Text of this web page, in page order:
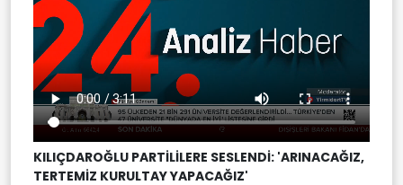
KILIÇDAROĞLU PARTİLİLERE SESLENDİ: 'ARINACAĞIZ,
TERTEMİZ KURULTAY YAPACAĞIZ'